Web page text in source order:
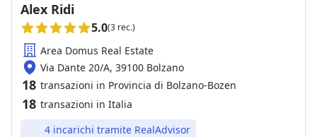
Alex Ridi
5.0(3 rec.)
Area Domus Real Estate
Via Dante 20/A, 39100 Bolzano
18 transazioni in Provincia di Bolzano-Bozen
18 transazioni in Italia
4 incarichi tramite RealAdvisor